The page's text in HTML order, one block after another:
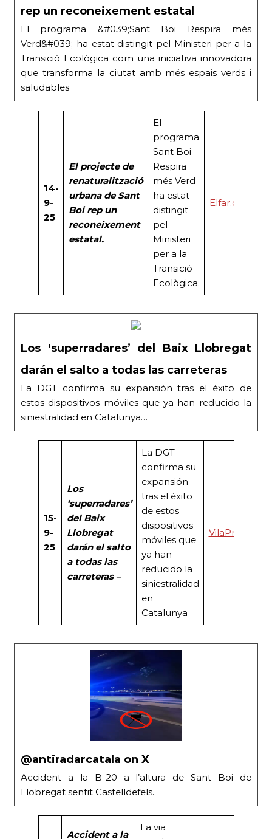
rep un reconeixement estatal
El programa &#039;Sant Boi Respira més
Verd&#039; ha estat distingit pel Ministeri per a la
Transició Ecològica com una iniciativa innovadora
que transforma la ciutat amb més espais verds i
saludables
14-
9-
25
El projecte de
renaturalització
urbana de Sant
Boi rep un
reconeixement
estatal.
El
programa
Sant Boi
Respira
més Verd
ha estat
distingit
pel
Ministeri
per a la
Transició
Ecològica.
Elfar.cat
Los ‘superradares’ del Baix Llobregat
darán el salto a todas las carreteras
La DGT confirma su expansión tras el éxito de
estos dispositivos móviles que ya han reducido la
siniestralidad en Catalunya…
15-
9-
25
Los
‘superradares’
del Baix
Llobregat
darán el salto
a todas las
carreteras –
La DGT
confirma su
expansión
tras el éxito
de estos
dispositivos
móviles que
ya han
reducido la
siniestralidad
en
Catalunya
VilaPress
@antiradarcatala on X
Accident a la B-20 a l’altura de Sant Boi de
Llobregat sentit Castelldefels.
Accident a la
La via